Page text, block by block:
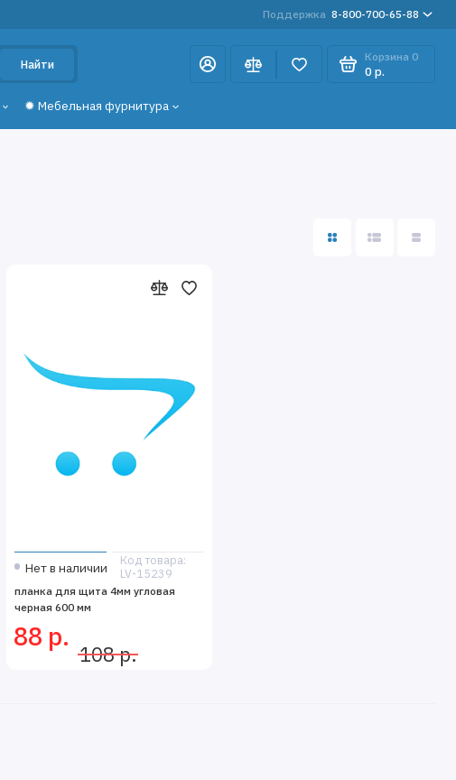
Поддержка 8-800-700-65-88
Найти
Корзина 0
0 р.
✹ Мебельная фурнитура
Нет в наличии
Код товара:
LV-15239
планка для щита 4мм угловая
черная 600 мм
88 р.
108 р.